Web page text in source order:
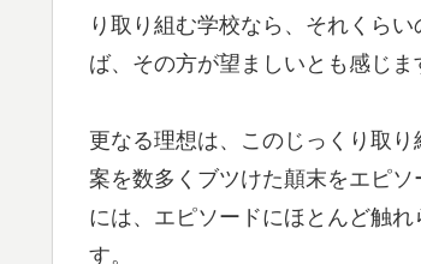
り取り組む学校なら、それくら
ば、その方が望ましいとも感じま
更なる理想は、このじっくり取
案を数多くブツけた顛末をエピ
には、エピソードにほとんど触
す。